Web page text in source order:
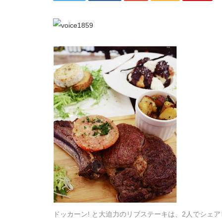
ドッカーン! と大迫力のリブステーキは、2人でシェ